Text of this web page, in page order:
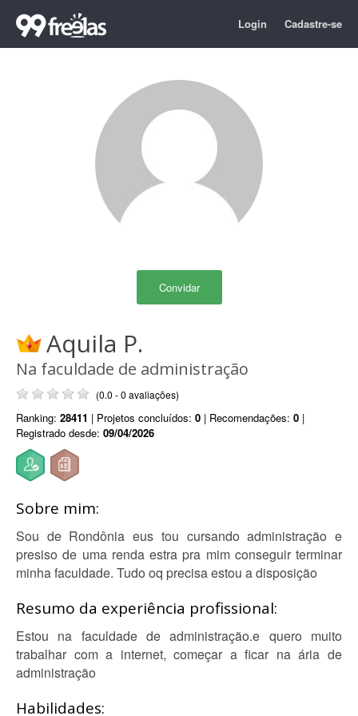
Login Cadastre-se
Convidar
Aquila P.
Na faculdade de administração
(0.0 - 0 avaliações)
Ranking: 28411 | Projetos concluídos: 0 | Recomendações: 0 |
Registrado desde: 09/04/2026
Sobre mim:
Sou de Rondônia eus tou cursando administração e
presiso de uma renda estra pra mim conseguir terminar
minha faculdade. Tudo oq precisa estou a disposição
Resumo da experiência profissional:
Estou na faculdade de administração.e quero muito
trabalhar com a internet, começar a ficar na ária de
administração
Habilidades: